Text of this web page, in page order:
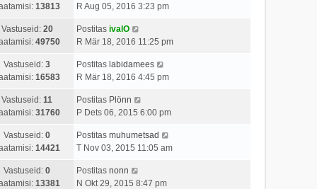
13813
R Aug 05, 2016 3:23 pm
Vastuseid: 20
49750
Postitas ivalO
R Mär 18, 2016 11:25 pm
Vastuseid: 3
16583
Postitas labidamees
R Mär 18, 2016 4:45 pm
Vastuseid: 11
31760
Postitas Plönn
P Dets 06, 2015 6:00 pm
Vastuseid: 0
14421
Postitas muhumetsad
T Nov 03, 2015 11:05 am
Vastuseid: 0
13381
Postitas nonn
N Okt 29, 2015 8:47 pm